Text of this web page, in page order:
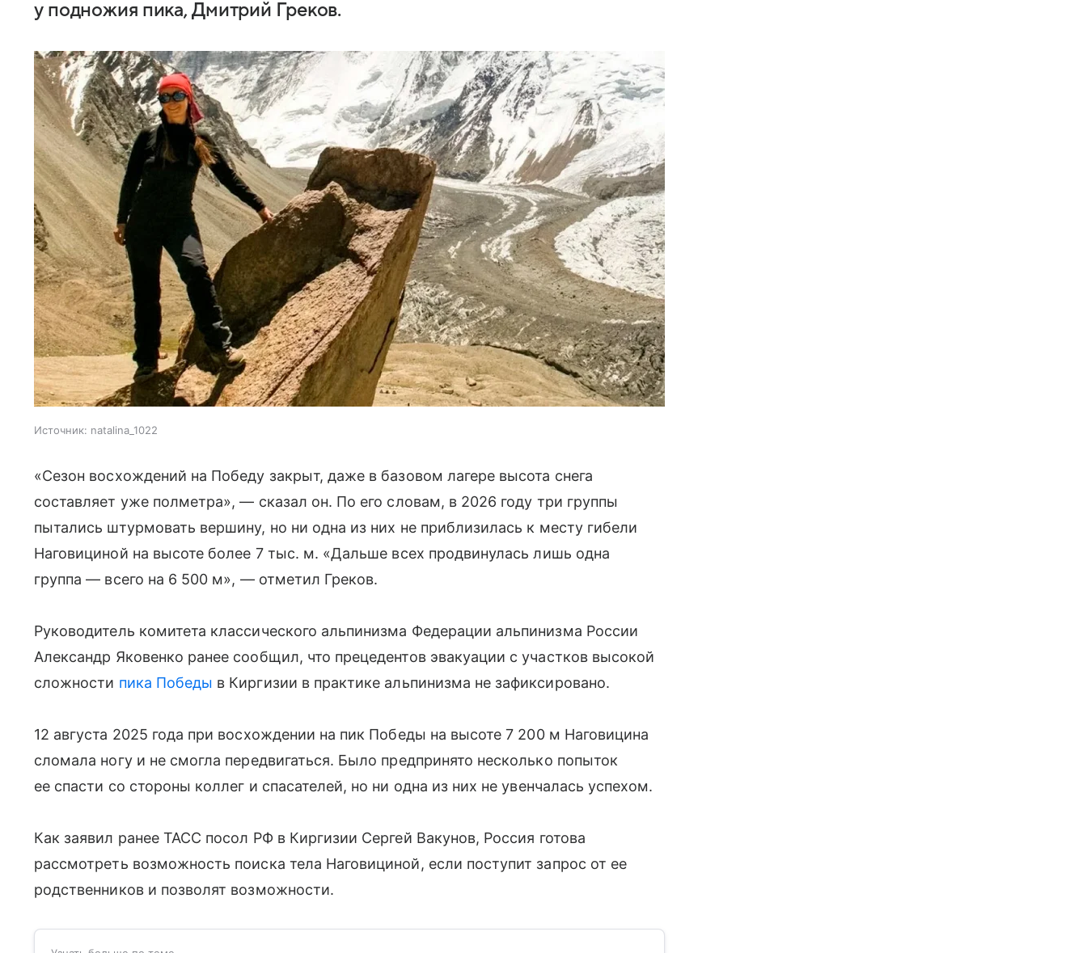
у подножия пика, Дмитрий Греков.
Источник: natalina_1022
«Сезон восхождений на Победу закрыт, даже в базовом лагере высота снега
составляет уже полметра», — сказал он. По его словам, в 2026 году три группы
пытались штурмовать вершину, но ни одна из них не приблизилась к месту гибели
Наговициной на высоте более 7 тыс. м. «Дальше всех продвинулась лишь одна
группа — всего на 6 500 м», — отметил Греков.
Руководитель комитета классического альпинизма Федерации альпинизма России
Александр Яковенко ранее сообщил, что прецедентов эвакуации с участков высокой
сложности пика Победы в Киргизии в практике альпинизма не зафиксировано.
12 августа 2025 года при восхождении на пик Победы на высоте 7 200 м Наговицина
сломала ногу и не смогла передвигаться. Было предпринято несколько попыток
ее спасти со стороны коллег и спасателей, но ни одна из них не увенчалась успехом.
Как заявил ранее ТАСС посол РФ в Киргизии Сергей Вакунов, Россия готова
рассмотреть возможность поиска тела Наговициной, если поступит запрос от ее
родственников и позволят возможности.